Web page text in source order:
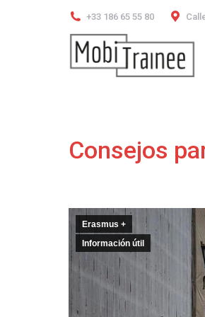
+33 186 65 55 80
Consejos
Erasmus +
Información útil